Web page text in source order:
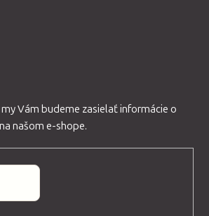
Vám budeme zasielať informácie o
našom e-shope.